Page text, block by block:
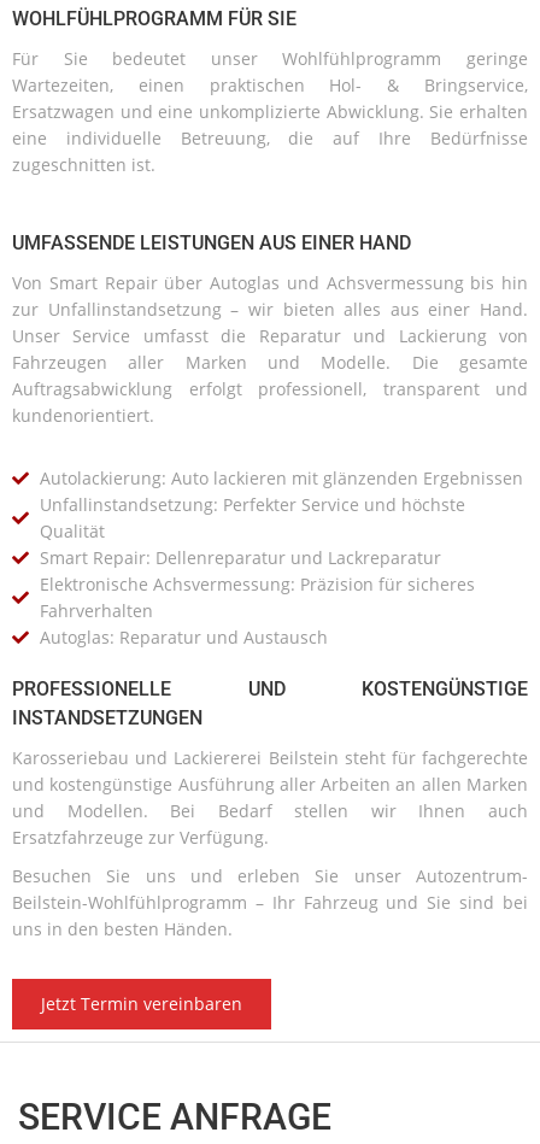
WOHLFÜHLPROGRAMM FÜR SIE
Für Sie bedeutet unser Wohlfühlprogramm geringe
Wartezeiten, einen praktischen Hol- & Bringservice,
Ersatzwagen und eine unkomplizierte Abwicklung. Sie erhalten
eine individuelle Betreuung, die auf Ihre Bedürfnisse
zugeschnitten ist.
UMFASSENDE LEISTUNGEN AUS EINER HAND
Von Smart Repair über Autoglas und Achsvermessung bis hin
zur Unfallinstandsetzung – wir bieten alles aus einer Hand.
Unser Service umfasst die Reparatur und Lackierung von
Fahrzeugen aller Marken und Modelle. Die gesamte
Auftragsabwicklung erfolgt professionell, transparent und
kundenorientiert.
Autolackierung: Auto lackieren mit glänzenden Ergebnissen
Unfallinstandsetzung: Perfekter Service und höchste
Qualität
Smart Repair: Dellenreparatur und Lackreparatur
Elektronische Achsvermessung: Präzision für sicheres
Fahrverhalten
Autoglas: Reparatur und Austausch
PROFESSIONELLE UND KOSTENGÜNSTIGE
INSTANDSETZUNGEN
Karosseriebau und Lackiererei Beilstein steht für fachgerechte
und kostengünstige Ausführung aller Arbeiten an allen Marken
und Modellen. Bei Bedarf stellen wir Ihnen auch
Ersatzfahrzeuge zur Verfügung.
Besuchen Sie uns und erleben Sie unser Autozentrum-
Beilstein-Wohlfühlprogramm – Ihr Fahrzeug und Sie sind bei
uns in den besten Händen.
Jetzt Termin vereinbaren
SERVICE ANFRAGE